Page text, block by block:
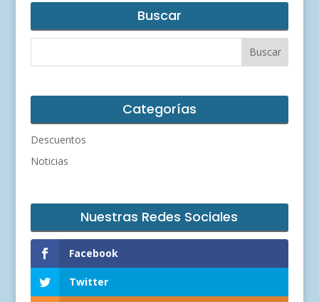
Buscar
Categorías
Descuentos
Noticias
Nuestras Redes Sociales
Facebook
Twitter